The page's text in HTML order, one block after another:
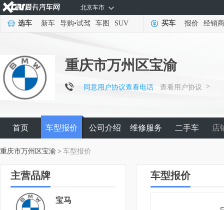
北京车市
选车 新车 导购•试驾 车图 SUV 买车 报价 经销商
重庆市万州区宝渝
同意用户协议查看电话 查看用户协议 >
首页 车型报价 公司介绍 维修服务 二手车 店
重庆市万州区宝渝 > 车型报价
主营品牌
宝马
车型报价